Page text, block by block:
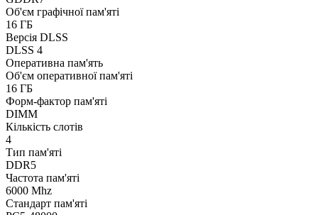
Об'єм графічної пам'яті
16 ГБ
Версія DLSS
DLSS 4
Оперативна пам'ять
Об'єм оперативної пам'яті
16 ГБ
Форм-фактор пам'яті
DIMM
Кількість слотів
4
Тип пам'яті
DDR5
Частота пам'яті
6000 Mhz
Стандарт пам'яті